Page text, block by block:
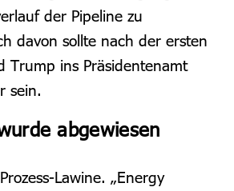
der Pipeline zu
davon sollte nach der ersten
Trump ins Präsidentenamt
sein.
abgewiesen
Lawine. „Energy